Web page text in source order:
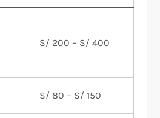
S/ 200 – S/ 400
S/ 80 – S/ 150